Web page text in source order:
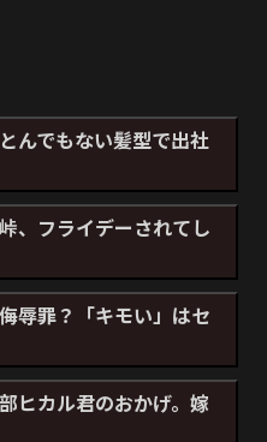
んでもない髪型で出社
、フライデーされてし
辱罪？「キモい」はセ
ヒカル君のおかげ。嫁